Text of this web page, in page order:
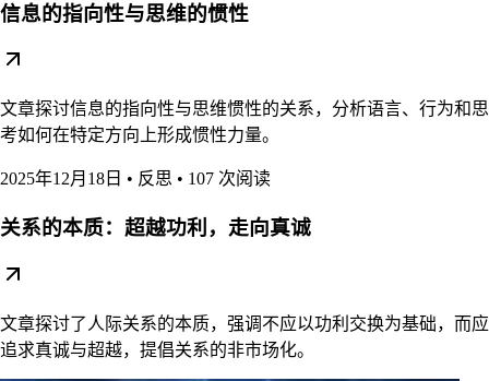
信息的指向性与思维的惯性
文章探讨信息的指向性与思维惯性的关系，分析语言、行为和思
考如何在特定方向上形成惯性力量。
2025年12月18日 • 反思 • 107 次阅读
关系的本质：超越功利，走向真诚
文章探讨了人际关系的本质，强调不应以功利交换为基础，而应
追求真诚与超越，提倡关系的非市场化。